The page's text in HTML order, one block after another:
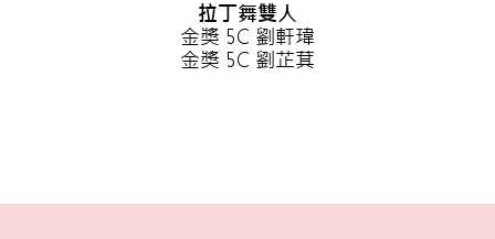
拉丁舞雙人
金獎 5C 劉軒瑋
金獎 5C 劉芷萁